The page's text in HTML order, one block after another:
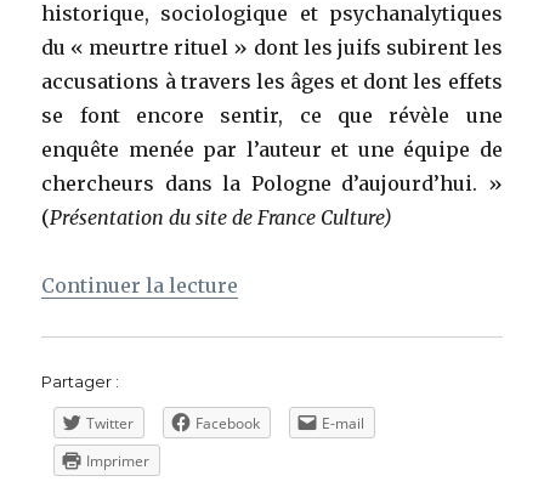
historique, sociologique et psychanalytiques
du « meurtre rituel » dont les juifs subirent les
accusations à travers les âges et dont les effets
se font encore sentir, ce que révèle une
enquête menée par l’auteur et une équipe de
chercheurs dans la Pologne d’aujourd’hui. »
(Présentation du site de France Culture)
Continuer la lecture
Partager :
Twitter Facebook
E-mail
Imprimer